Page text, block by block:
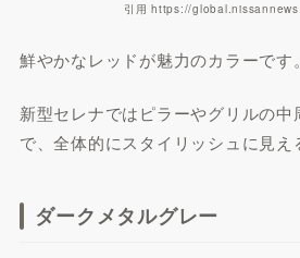
引用 https://
鮮やかなレッドが魅力のカラーです。
新型セレナではピラーやグリルの
で、全体的にスタイリッシュに見え
ダークメタルグレー